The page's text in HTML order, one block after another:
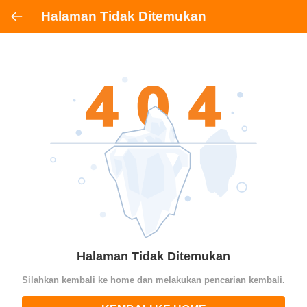
Halaman Tidak Ditemukan
Halaman Tidak Ditemukan
Silahkan kembali ke home dan melakukan pencarian kembali.